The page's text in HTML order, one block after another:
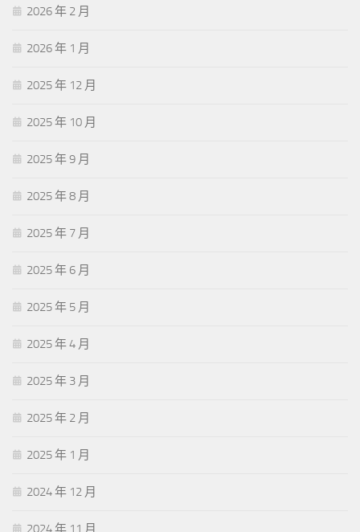
2026 年 2 月
2026 年 1 月
2025 年 12 月
2025 年 10 月
2025 年 9 月
2025 年 8 月
2025 年 7 月
2025 年 6 月
2025 年 5 月
2025 年 4 月
2025 年 3 月
2025 年 2 月
2025 年 1 月
2024 年 12 月
2024 年 11 月